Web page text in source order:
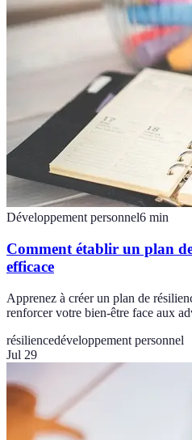
Développement personnel6 min
Comment établir un plan
efficace
Apprenez à créer un plan de
renforcer votre bien-être face aux
résiliencedéveloppement personnel
Jul 29